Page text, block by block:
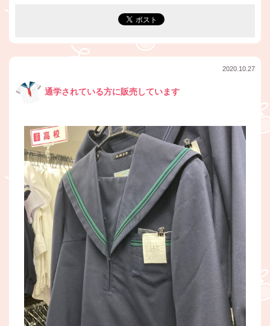
2020.10.27
通学されている方に販売しています